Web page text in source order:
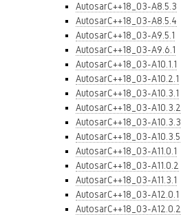
AutosarC++18_03-A8.5.3
AutosarC++18_03-A8.5.4
AutosarC++18_03-A9.5.1
AutosarC++18_03-A9.6.1
AutosarC++18_03-A10.1.1
AutosarC++18_03-A10.2.1
AutosarC++18_03-A10.3.1
AutosarC++18_03-A10.3.2
AutosarC++18_03-A10.3.3
AutosarC++18_03-A10.3.5
AutosarC++18_03-A11.0.1
AutosarC++18_03-A11.0.2
AutosarC++18_03-A11.3.1
AutosarC++18_03-A12.0.1
AutosarC++18_03-A12.0.2